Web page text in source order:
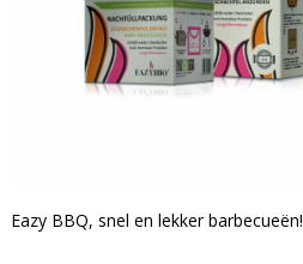
Eazy BBQ, snel en lekker barbecueën!